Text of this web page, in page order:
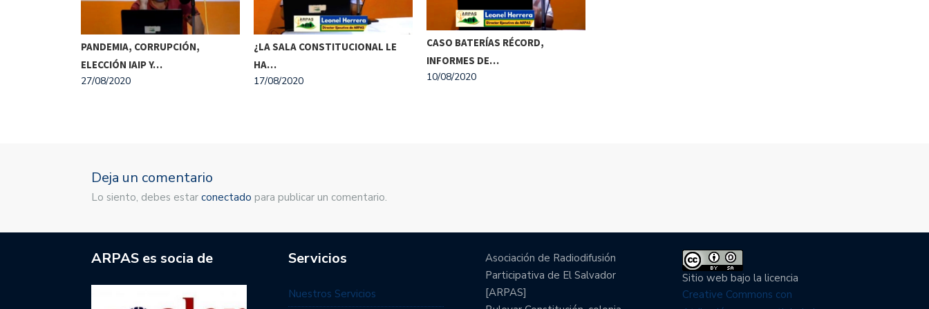
PANDEMIA, CORRUPCIÓN,
ELECCIÓN IAIP Y…
27/08/2020
¿LA SALA CONSTITUCIONAL LE
HA…
17/08/2020
CASO BATERÍAS RÉCORD,
INFORMES DE…
10/08/2020
Deja un comentario
Lo siento, debes estar conectado para publicar un comentario.
ARPAS es socia de Servicios
Nuestros Servicios
Asociación de Radiodifusión
Participativa de El Salvador
[ARPAS]
Sitio web bajo la licencia
Creative Commons con